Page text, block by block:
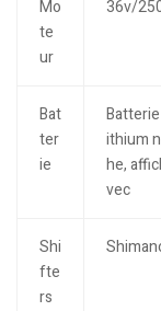
Mo
te
ur
36v/
Bat
ter
ie
ithium
he,
vec
Shi
fte
rs